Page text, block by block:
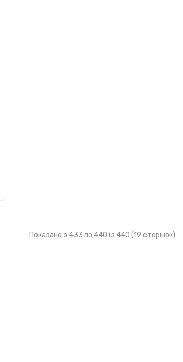
Показано з 433 по 440 із 440 (19 сторінок)